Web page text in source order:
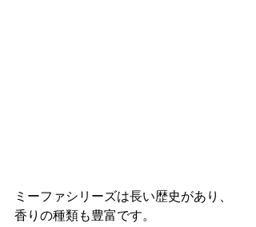
ミーファシリーズは長い歴史があり、
香りの種類も豊富です。